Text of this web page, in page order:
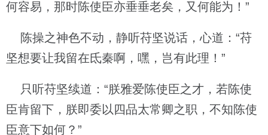
何容易，那时陈使臣亦垂垂老矣，又何能为！”
陈操之神色不动，静听苻坚说话，心道：“苻
坚想要让我留在氐秦啊，嘿，岂有此理！”
只听苻坚续道：“朕雅爱陈使臣之才，若陈使
臣肯留下，朕即委以四品太常卿之职，不知陈使
臣意下如何？”